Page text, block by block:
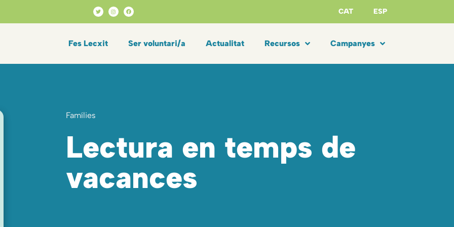
CAT ESP
Fes Lecxit Ser voluntari/a Actualitat Recursos Campanyes
Famílies
Lectura en temps de
vacances